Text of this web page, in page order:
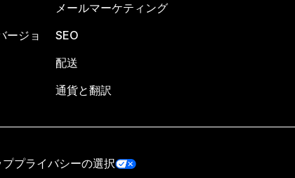
ージョ
メールマーケティング
SEO
配送
通貨と翻訳
ププライバシーの選択